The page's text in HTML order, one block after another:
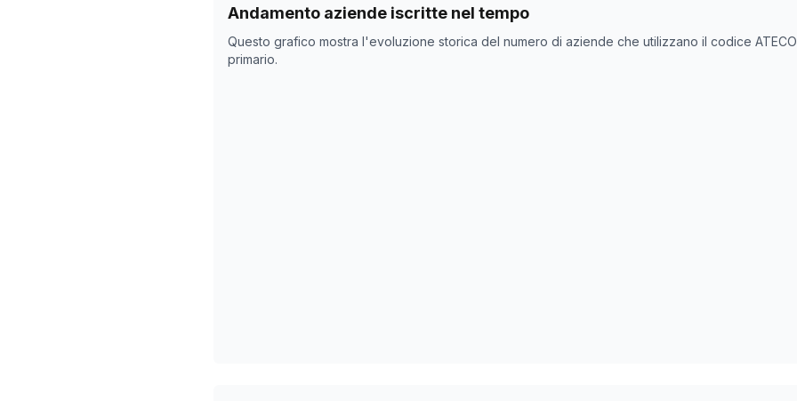
Andamento aziende iscritte nel tempo
Questo grafico mostra l'evoluzione storica del numero di aziende che utilizzano il codice ATECO
primario.
Storico numero di aziende con codice ATECO
Data rilevazione
Numero aziende
17/04/2025